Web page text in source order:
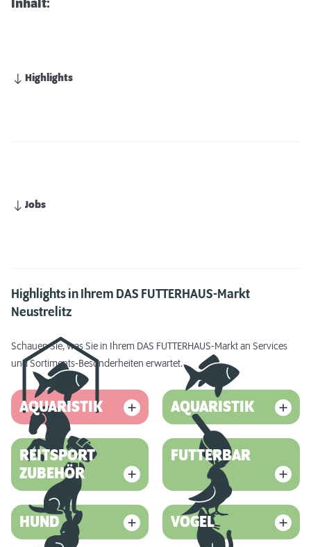
Inhalt:
Highlights
Jobs
Highlights in Ihrem DAS FUTTERHAUS-Markt
Neustrelitz
Schauen Sie, was Sie in Ihrem DAS FUTTERHAUS-Markt an Services
und Sortiments-Besonderheiten erwartet.
AQUARISTIK AQUARISTIK
REITSPORT
ZUBEHÖR
FUTTERBAR
HUND VOGEL